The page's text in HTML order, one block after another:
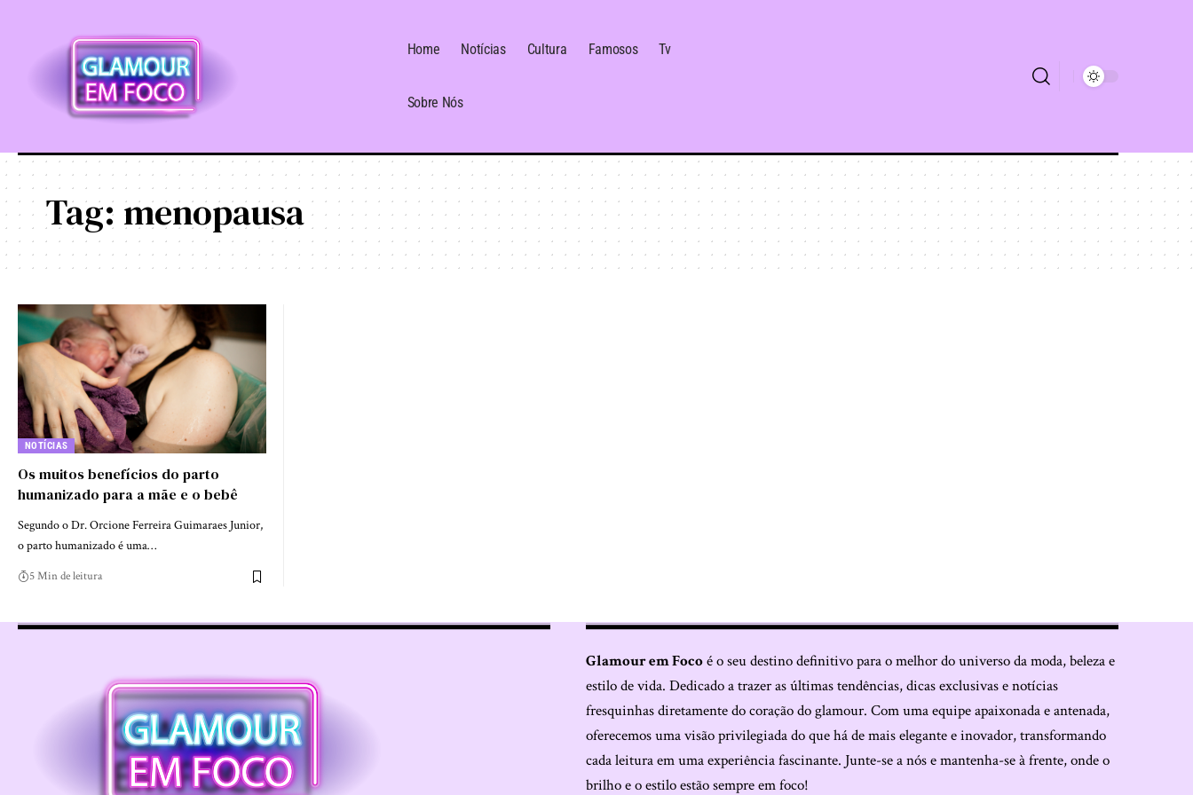
Home Notícias Cultura Famosos Tv
Sobre Nós
Tag: menopausa
NOTÍCIAS
Os muitos benefícios do parto
humanizado para a mãe e o bebê
Segundo o Dr. Orcione Ferreira Guimaraes Junior,
o parto humanizado é uma…
5 Min de leitura
Glamour em Focoé o seu destino definitivo para o melhor do universo da moda, beleza e
estilo de vida. Dedicado a trazer as últimas tendências, dicas exclusivas e notícias
fresquinhas diretamente do coração do glamour. Com uma equipe apaixonada e antenada,
oferecemos uma visão privilegiada do que há de mais elegante e inovador, transformando
cada leitura em uma experiência fascinante. Junte-se a nós e mantenha-se à frente, onde o
brilho e o estilo estão sempre em foco!